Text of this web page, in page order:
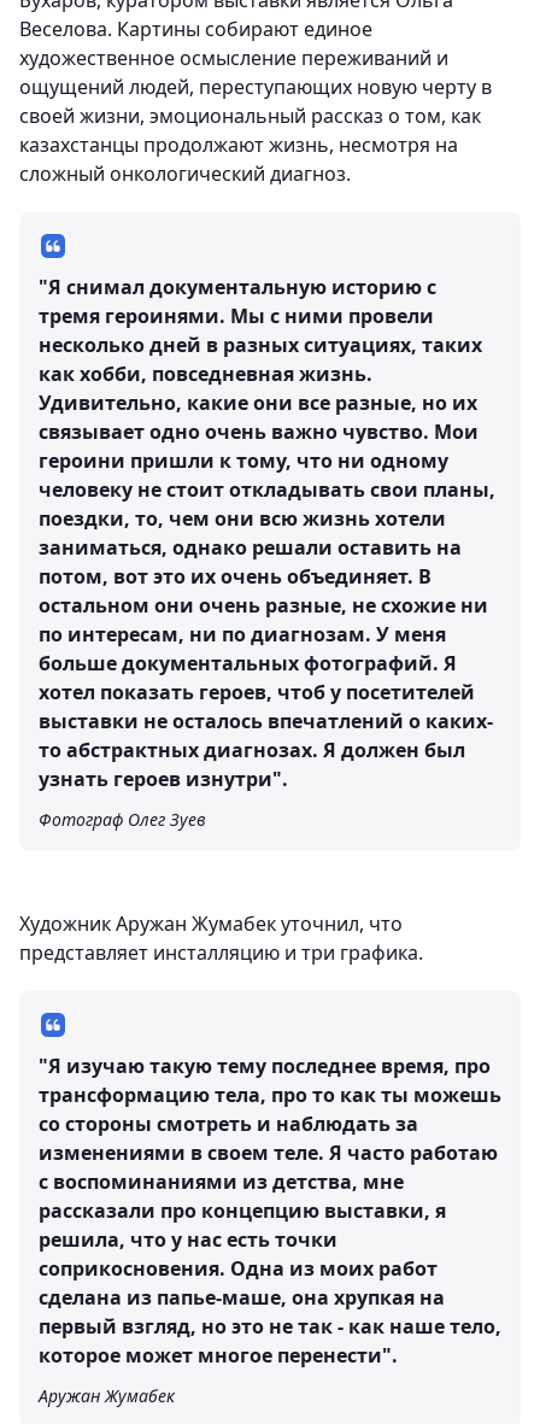
Веселова. Картины собирают единое
художественное осмысление переживаний и
ощущений людей, переступающих новую черту в
своей жизни, эмоциональный рассказ о том, как
казахстанцы продолжают жизнь, несмотря на
сложный онкологический диагноз.
"Я снимал документальную историю с
тремя героинями. Мы с ними провели
несколько дней в разных ситуациях, таких
как хобби, повседневная жизнь.
Удивительно, какие они все разные, но их
связывает одно очень важно чувство. Мои
героини пришли к тому, что ни одному
человеку не стоит откладывать свои планы,
поездки, то, чем они всю жизнь хотели
заниматься, однако решали оставить на
потом, вот это их очень объединяет. В
остальном они очень разные, не схожие ни
по интересам, ни по диагнозам. У меня
больше документальных фотографий. Я
хотел показать героев, чтоб у посетителей
выставки не осталось впечатлений о каких-
то абстрактных диагнозах. Я должен был
узнать героев изнутри".
Фотограф Олег Зуев
Художник Аружан Жумабек уточнил, что
представляет инсталляцию и три графика.
"Я изучаю такую тему последнее время, про
трансформацию тела, про то как ты можешь
со стороны смотреть и наблюдать за
изменениями в своем теле. Я часто работаю
с воспоминаниями из детства, мне
рассказали про концепцию выставки, я
решила, что у нас есть точки
соприкосновения. Одна из моих работ
сделана из папье-маше, она хрупкая на
первый взгляд, но это не так - как наше тело,
которое может многое перенести".
Аружан Жумабек